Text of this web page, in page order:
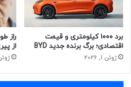
برد ۱۰۰۰ کیلومتری و قیمت
اقتصادی؛ برگ برنده جدید BYD
ژوئن 1, 2026
از
ژوئن 1,